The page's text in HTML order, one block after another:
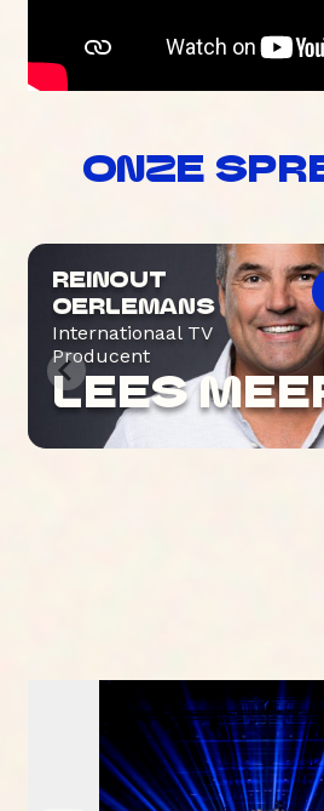
ONZE
REINOUT
OERLEMANS
Internationaal TV
Producent
LEES